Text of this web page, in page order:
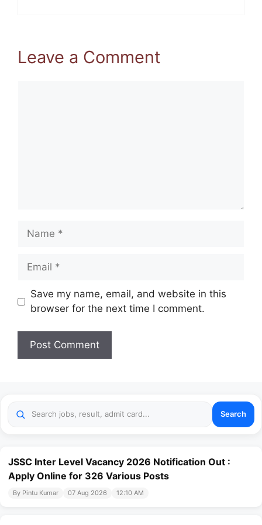
Leave a Comment
Name
Email
Website
Save my name, email, and website in this
browser for the next time I comment.
Search
JSSC Inter Level Vacancy 2026 Notification Out :
Apply Online for 326 Various Posts
By Pintu Kumar 07 Aug 2026 12:10 AM